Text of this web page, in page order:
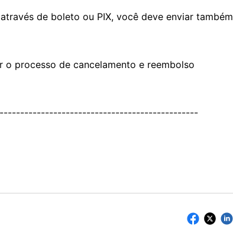
de boleto ou PIX, você deve enviar também
o processo de cancelamento e reembolso